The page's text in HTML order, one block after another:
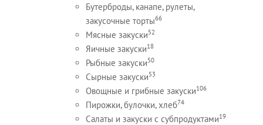
Бутерброды, канапе, рулеты,
закусочные торты66
Мясные закуски52
Яичные закуски18
Рыбные закуски50
Сырные закуски53
Овощные и грибные закуски106
Пирожки, булочки, хлеб74
Салаты и закуски с субпродуктами19